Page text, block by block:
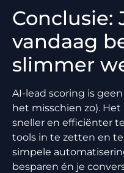
Conclusie:
vandaag
slimmer
AI-lead scoring is
het misschien zo).
sneller en efficiënter
tools in te zetten en
simpele
besparen én je